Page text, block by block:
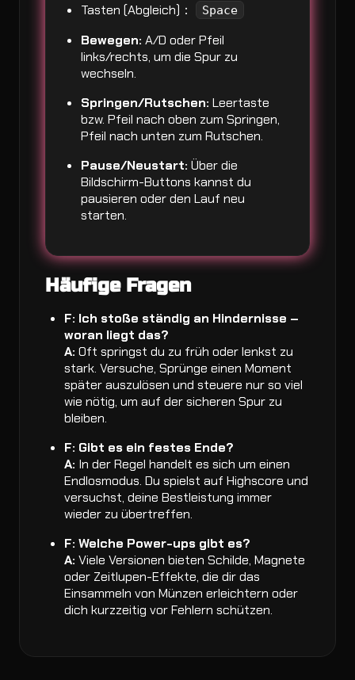
Tasten (Abgleich)： Space
Bewegen: A/D oder Pfeil
links/rechts, um die Spur zu
wechseln.
Springen/Rutschen: Leertaste
bzw. Pfeil nach oben zum Springen,
Pfeil nach unten zum Rutschen.
Pause/Neustart: Über die
Bildschirm-Buttons kannst du
pausieren oder den Lauf neu
starten.
Häufige Fragen
F: Ich stoße ständig an Hindernisse –
woran liegt das?
A: Oft springst du zu früh oder lenkst zu
stark. Versuche, Sprünge einen Moment
später auszulösen und steuere nur so viel
wie nötig, um auf der sicheren Spur zu
bleiben.
F: Gibt es ein festes Ende?
A: In der Regel handelt es sich um einen
Endlosmodus. Du spielst auf Highscore und
versuchst, deine Bestleistung immer
wieder zu übertreffen.
F: Welche Power-ups gibt es?
A: Viele Versionen bieten Schilde, Magnete
oder Zeitlupen-Effekte, die dir das
Einsammeln von Münzen erleichtern oder
dich kurzzeitig vor Fehlern schützen.